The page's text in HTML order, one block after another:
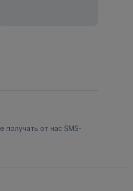
получать от нас SMS-